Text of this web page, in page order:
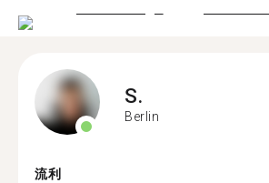
S.
Berlin
流利